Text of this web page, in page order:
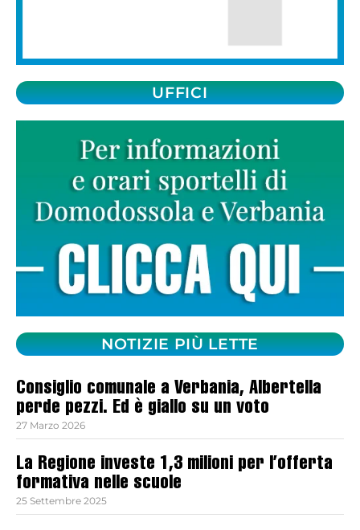
UFFICI
NOTIZIE PIÙ LETTE
Consiglio comunale a Verbania, Albertella
perde pezzi. Ed è giallo su un voto
27 Marzo 2026
La Regione investe 1,3 milioni per l’offerta
formativa nelle scuole
25 Settembre 2025